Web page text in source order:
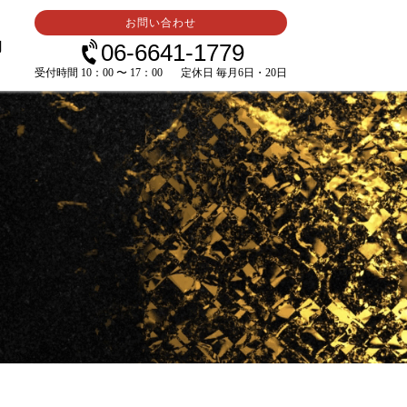
お問い合わせ
06-6641-1779
受付時間 10：00 〜 17：00 定休日 毎月6日・20日